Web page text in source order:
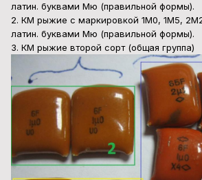
латин. буквами Мю (правильной формы).
2. КМ рыжие с маркировкой 1М0, 1М5,
латин. буквами Мю (правильной формы).
3. КМ рыжие второй сорт (общая группа)